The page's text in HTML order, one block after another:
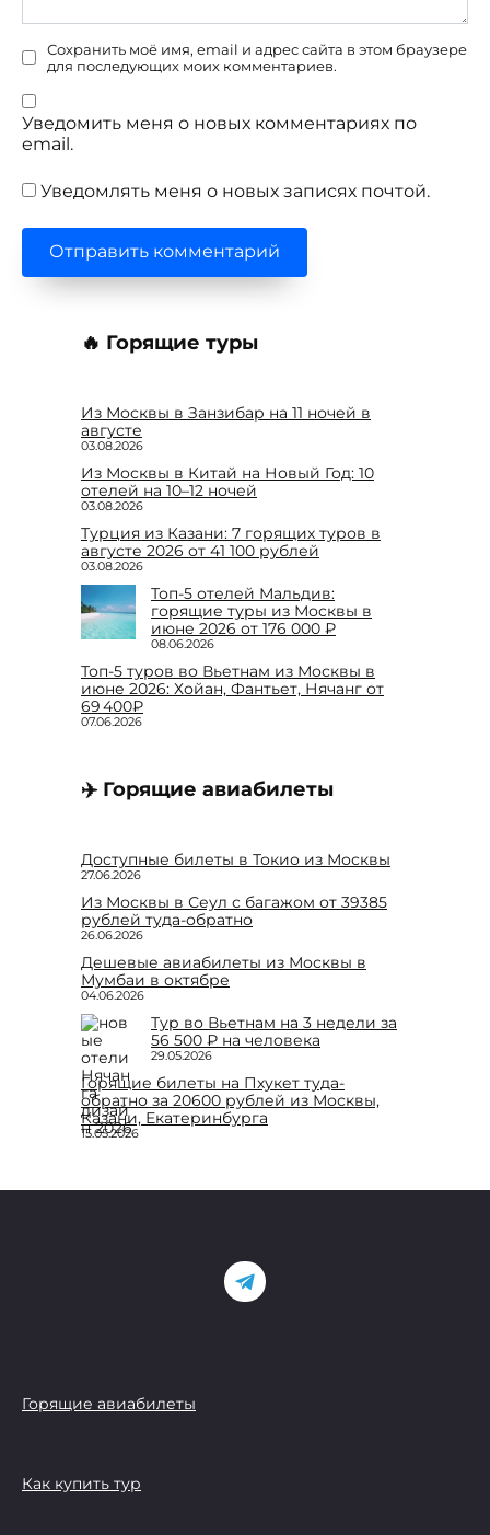
Сохранить моё имя, email и адрес сайта в этом браузере
для последующих моих комментариев.
Уведомить меня о новых комментариях по
email.
Уведомлять меня о новых записях почтой.
🔥 Горящие туры
Из Москвы в Занзибар на 11 ночей в
августе
03.08.2026
Из Москвы в Китай на Новый Год: 10
отелей на 10–12 ночей
03.08.2026
Турция из Казани: 7 горящих туров в
августе 2026 от 41 100 рублей
03.08.2026
Топ-5 отелей Мальдив:
горящие туры из Москвы в
июне 2026 от 176 000 ₽
08.06.2026
Топ-5 туров во Вьетнам из Москвы в
июне 2026: Хойан, Фантьет, Нячанг от
69 400₽
07.06.2026
✈️ Горящие авиабилеты
Доступные билеты в Токио из Москвы
27.06.2026
Из Москвы в Сеул с багажом от 39385
рублей туда-обратно
26.06.2026
Дешевые авиабилеты из Москвы в
Мумбаи в октябре
04.06.2026
Тур во Вьетнам на 3 недели за
56 500 ₽ на человека
29.05.2026
Горящие билеты на Пхукет туда-
обратно за 20600 рублей из Москвы,
Казани, Екатеринбурга
15.05.2026
Горящие авиабилеты
Как купить тур